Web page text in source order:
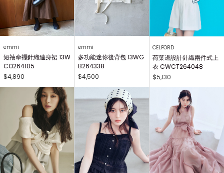
emmi
短袖傘襬針織連身裙 13W
CO264105
$4,890
emmi
多功能迷你後背包 13WG
B264338
$4,500
CELFORD
荷葉邊設計針織兩件式上
衣 CWCT264048
$5,130